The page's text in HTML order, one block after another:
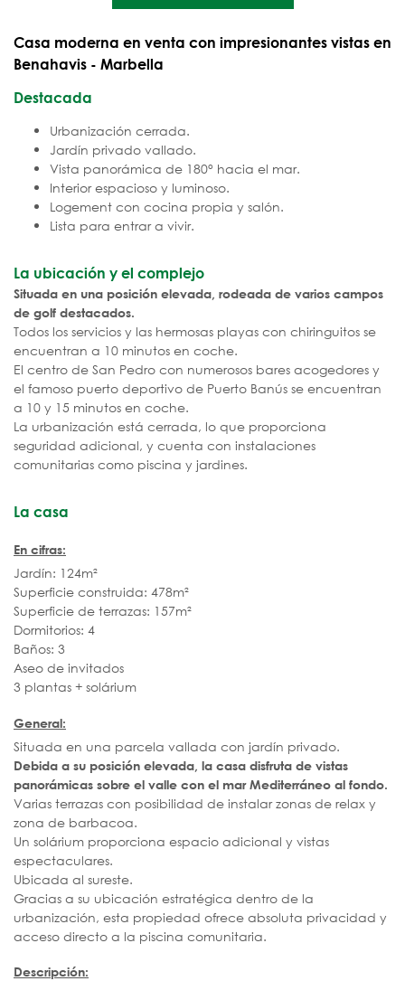
Casa moderna en venta con impresionantes vistas en
Benahavis - Marbella
Destacada
Urbanización cerrada.
Jardín privado vallado.
Vista panorámica de 180° hacia el mar.
Interior espacioso y luminoso.
Logement con cocina propia y salón.
Lista para entrar a vivir.
La ubicación y el complejo
Situada en una posición elevada, rodeada de varios campos
de golf destacados.
Todos los servicios y las hermosas playas con chiringuitos se
encuentran a 10 minutos en coche.
El centro de San Pedro con numerosos bares acogedores y
el famoso puerto deportivo de Puerto Banús se encuentran
a 10 y 15 minutos en coche.
La urbanización está cerrada, lo que proporciona
seguridad adicional, y cuenta con instalaciones
comunitarias como piscina y jardines.
La casa
En cifras:
Jardín: 124m²
Superficie construida: 478m²
Superficie de terrazas: 157m²
Dormitorios: 4
Baños: 3
Aseo de invitados
3 plantas + solárium
General:
Situada en una parcela vallada con jardín privado.
Debida a su posición elevada, la casa disfruta de vistas
panorámicas sobre el valle con el mar Mediterráneo al fondo.
Varias terrazas con posibilidad de instalar zonas de relax y
zona de barbacoa.
Un solárium proporciona espacio adicional y vistas
espectaculares.
Ubicada al sureste.
Gracias a su ubicación estratégica dentro de la
urbanización, esta propiedad ofrece absoluta privacidad y
acceso directo a la piscina comunitaria.
Descripción: